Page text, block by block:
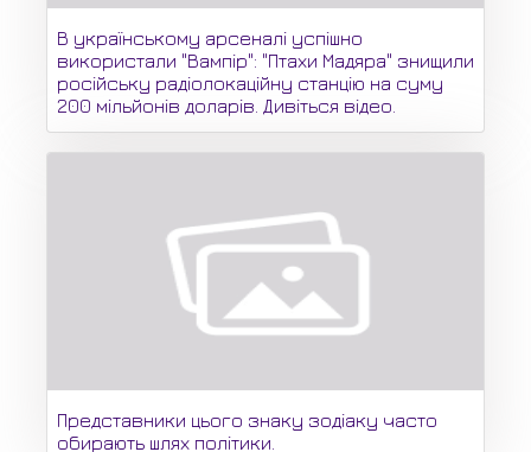
В українському арсеналі успішно
використали "Вампір": "Птахи Мадяра" знищили
російську радіолокаційну станцію на суму
200 мільйонів доларів. Дивіться відео.
Представники цього знаку зодіаку часто
обирають шлях політики.